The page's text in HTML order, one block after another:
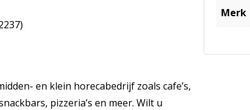
en klein horecabedrijf zoals cafe’s,
pizzeria’s en meer. Wilt u
Merk